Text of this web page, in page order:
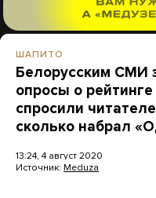
ШАПИТО
Белорусским СМИ
опросы о
спросили
сколько набрал
13:24, 4 август 2020
Источник: Meduza